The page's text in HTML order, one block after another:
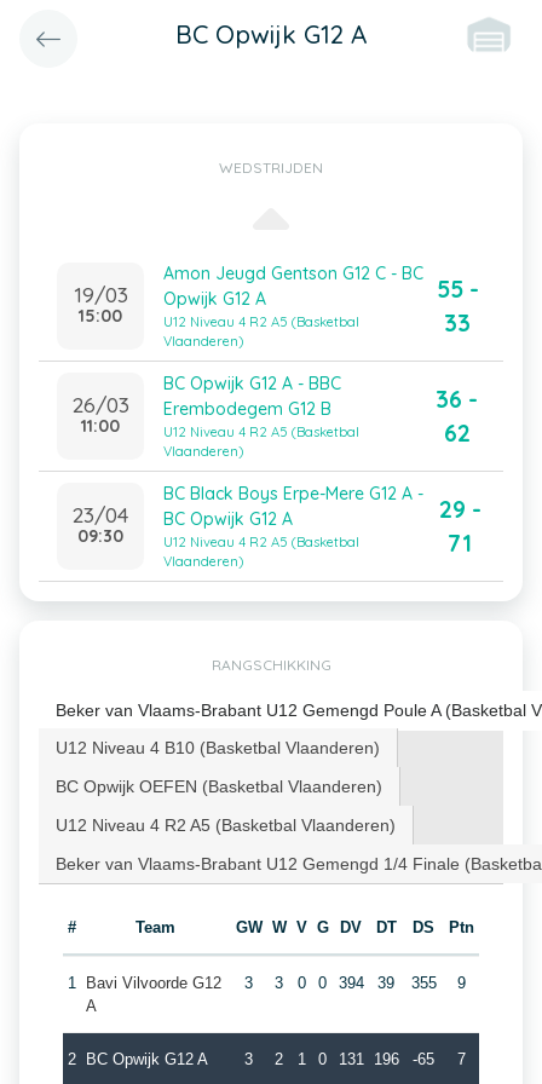
BC Opwijk G12 A
WEDSTRIJDEN
19/03
15:00
Amon Jeugd Gentson G12 C - BC
Opwijk G12 A
U12 Niveau 4 R2 A5 (Basketbal
Vlaanderen)
55 -
33
26/03
11:00
BC Opwijk G12 A - BBC
Erembodegem G12 B
U12 Niveau 4 R2 A5 (Basketbal
Vlaanderen)
36 -
62
23/04
09:30
BC Black Boys Erpe-Mere G12 A -
BC Opwijk G12 A
U12 Niveau 4 R2 A5 (Basketbal
Vlaanderen)
29 -
71
RANGSCHIKKING
Beker van Vlaams-Brabant U12 Gemengd Poule A (Basketbal
U12 Niveau 4 B10 (Basketbal Vlaanderen)
BC Opwijk OEFEN (Basketbal Vlaanderen)
U12 Niveau 4 R2 A5 (Basketbal Vlaanderen)
Beker van Vlaams-Brabant U12 Gemengd 1/4 Finale
# Team GW W V G DV DT DS Ptn
1
Bavi Vilvoorde G12
A
3 3 0 0 394 39 355 9
2 BC Opwijk G12 A 3 2 1 0 131 196 -65 7